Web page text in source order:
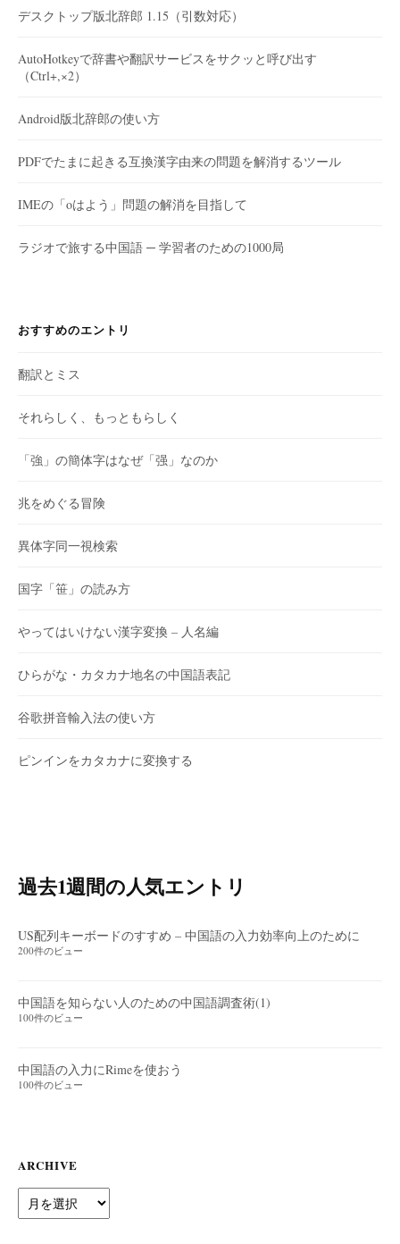
デスクトップ版北辞郎 1.15（引数対応）
AutoHotkeyで辞書や翻訳サービスをサクッと呼び出す
（Ctrl+,×2）
Android版北辞郎の使い方
PDFでたまに起きる互換漢字由来の問題を解消するツール
IMEの「oはよう」問題の解消を目指して
ラジオで旅する中国語 ─ 学習者のための1000局
おすすめのエントリ
翻訳とミス
それらしく、もっともらしく
「強」の簡体字はなぜ「强」なのか
兆をめぐる冒険
異体字同一視検索
国字「笹」の読み方
やってはいけない漢字変換 – 人名編
ひらがな・カタカナ地名の中国語表記
谷歌拼音輸入法の使い方
ピンインをカタカナに変換する
過去1週間の人気エントリ
US配列キーボードのすすめ – 中国語の入力効率向上のために
200件のビュー
中国語を知らない人のための中国語調査術(1)
100件のビュー
中国語の入力にRimeを使おう
100件のビュー
ARCHIVE
Archive